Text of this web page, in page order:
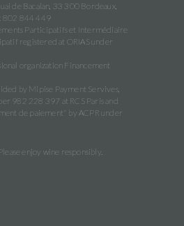
de Bacalan, 33 300 Bordeaux,
802 844 449
Participatifs et Intermédiaire
registered at ORIAS under
organization Financement
by Mipise Payment Servives,
982 228 397 at RCS Paris and
de paiement" by ACPR under
enjoy wine responsibly.